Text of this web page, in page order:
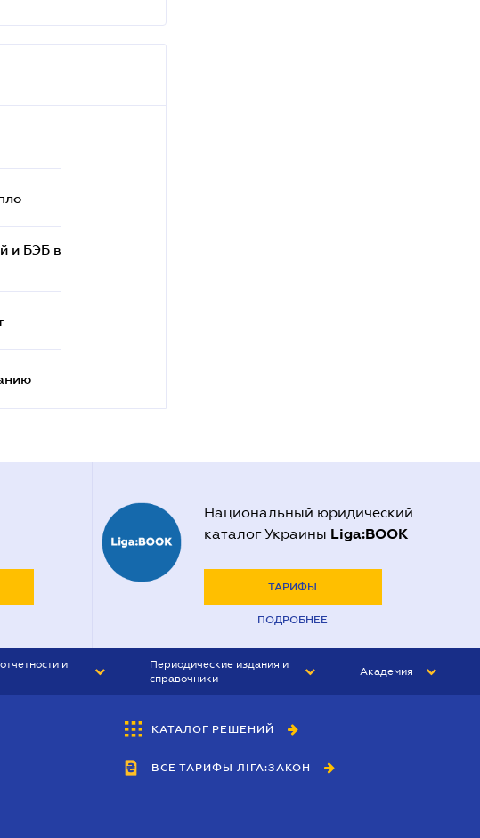
и БЭБ в
Национальный юридический
каталог Украины Liga:BOOK
ТАРИФЫ
ПОДРОБНЕЕ
и
Периодические издания и
справочники
БУХГАЛТЕР&ЗАКОН
ВЕСТНИК МСФО
Академия
КАТАЛОГ РЕШЕНИЙ
ВСЕ ТАРИФЫ ЛІГА:ЗАКОН